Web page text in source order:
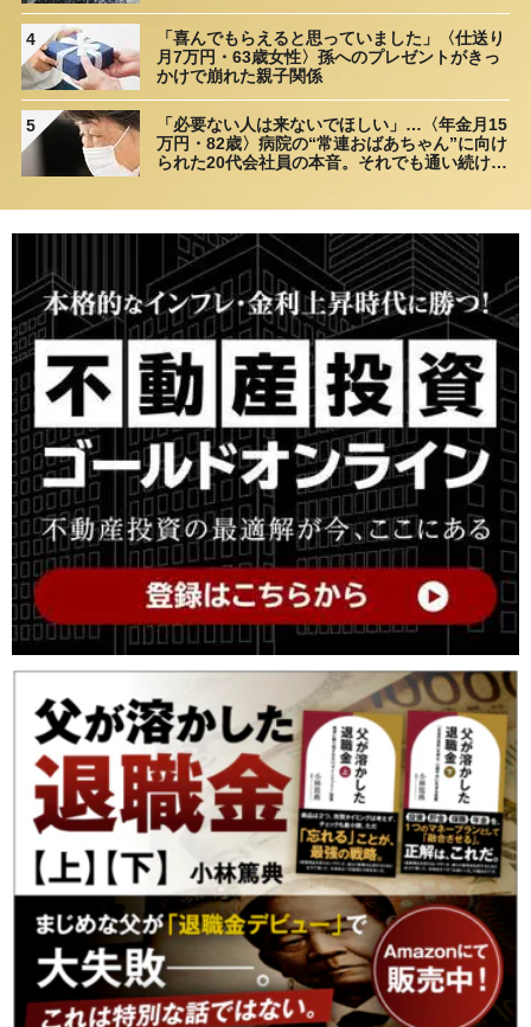
4
「喜んでもらえると思っていました」〈仕送り
月7万円・63歳女性〉孫へのプレゼントがきっ
かけで崩れた親子関係
5
「必要ない人は来ないでほしい」…〈年金月15
万円・82歳〉病院の“常連おばあちゃん”に向け
られた20代会社員の本音。それでも通い続ける